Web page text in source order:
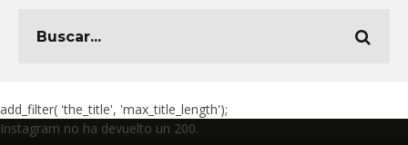
add_filter( 'the_title', 'max_title_length');
Instagram no ha devuelto un 200.